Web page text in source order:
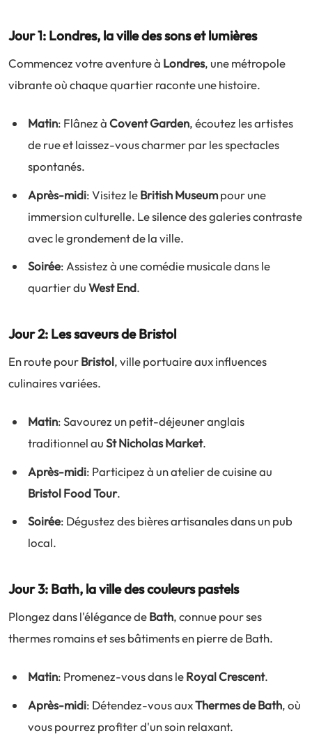
Jour 1: Londres, la ville des sons et lumières
Commencez votre aventure à Londres, une métropole
vibrante où chaque quartier raconte une histoire.
Matin: Flânez àCovent Garden, écoutez les artistes
de rue et laissez-vous charmer par les spectacles
spontanés.
Après-midi: Visitez leBritish Museumpour une
immersion culturelle. Le silence des galeries contraste
avec le grondement de la ville.
Soirée: Assistez à une comédie musicale dans le
quartier duWest End.
Jour 2: Les saveurs de Bristol
En route pourBristol, ville portuaire aux influences
culinaires variées.
Matin: Savourez un petit-déjeuner anglais
traditionnel auSt Nicholas Market.
Après-midi: Participez à un atelier de cuisine au
Bristol Food Tour.
Soirée: Dégustez des bières artisanales dans un pub
local.
Jour 3: Bath, la ville des couleurs pastels
Plongez dans l'élégance deBath, connue pour ses
thermes romains et ses bâtiments en pierre de Bath.
Matin: Promenez-vous dans leRoyal Crescent.
Après-midi: Détendez-vous auxThermes de Bath, où
vous pourrez profiter d'un soin relaxant.